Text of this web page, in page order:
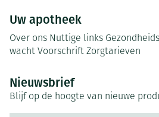
Uw apotheek
Over ons Nuttige links
wacht Voorschrift Zorgtarieven
Nieuwsbrief
Blijf op de hoogte van nieuwe